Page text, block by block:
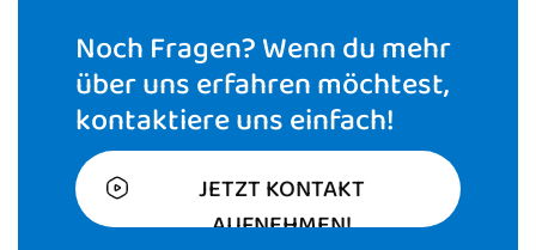
Noch Fragen? Wenn du mehr
über uns erfahren möchtest,
kontaktiere uns einfach!
JETZT KONTAKT
AUFNEHMEN!